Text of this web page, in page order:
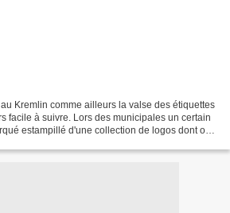
Kremlin comme ailleurs la valse des étiquettes
facile à suivre. Lors des municipales un certain
estampillé d'une collection de logos dont on